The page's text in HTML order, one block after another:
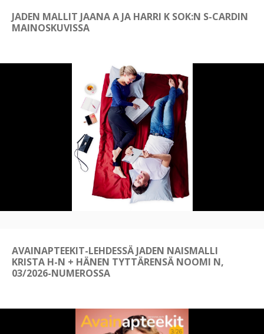
JADEN MALLIT JAANA A JA HARRI K SOK:N S-CARDIN
MAINOSKUVISSA
AVAINAPTEEKIT-LEHDESSÄ JADEN NAISMALLI
KRISTA H-N + HÄNEN TYTTÄRENSÄ NOOMI N,
03/2026-NUMEROSSA